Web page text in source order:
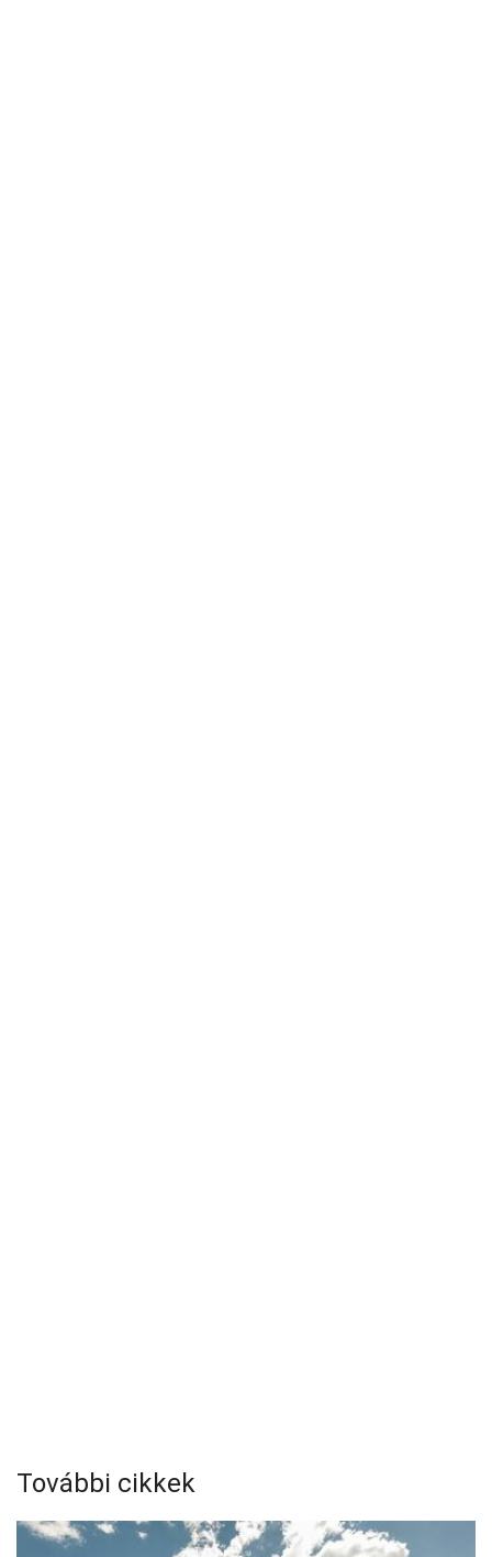
További cikkek